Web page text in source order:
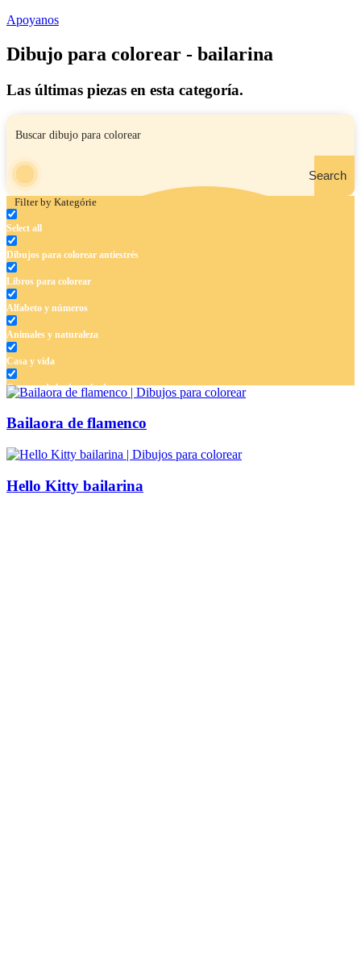
Apoyanos
Dibujo para colorear - bailarina
Las últimas piezas en esta categoría.
Search
Filter by Kategórie
Select all
Dibujos para colorear antiestrés
Libros para colorear
Alfabeto y números
Animales y naturaleza
Casa y vida
Cuentos de hadas y hadas
Flores
Bailaora de flamenco
Hello Kitty bailarina